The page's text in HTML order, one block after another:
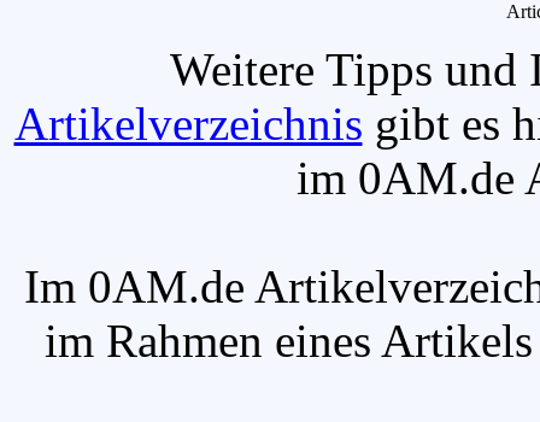
Weitere Tipps und
Artikelverzeichnis gibt es
im 0AM.de
Im 0AM.de
im Rahmen eines